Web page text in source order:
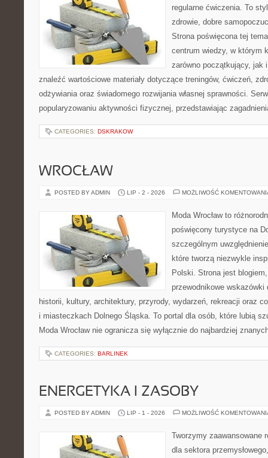
regularne ćwiczenia. To
zdrowie, dobre
Strona poświęcona tej
centrum wiedzy, w którym
zarówno początkujący, jak
znaleźć wartościowe materiały dotyczące treningów, ćwiczeń,
odżywiania oraz świadomego rozwijania własnej sprawności.
popularyzowaniu aktywności fizycznej, przedstawiając
CATEGORIES: DSKRAKOW
WROCŁAW
POSTED BY ADMIN LIP - 2 - 2026 MOŻLIWOŚĆ
Moda Wrocław to
poświęcony turystyce na
szczególnym
które tworzą niezwykle
Polski. Strona jest
przewodnikowe
historii, kultury, architektury, przyrody, wydarzeń, rekreacji oraz
i miasteczkach Dolnego Śląska. To portal dla osób, które lubią
Moda Wrocław nie ogranicza się wyłącznie do najbardziej
CATEGORIES: BARLINEK
ENERGETYKA I ZASOBY
POSTED BY ADMIN LIP - 1 - 2026 MOŻLIWOŚĆ
Tworzymy zaawansowane
dla sektora